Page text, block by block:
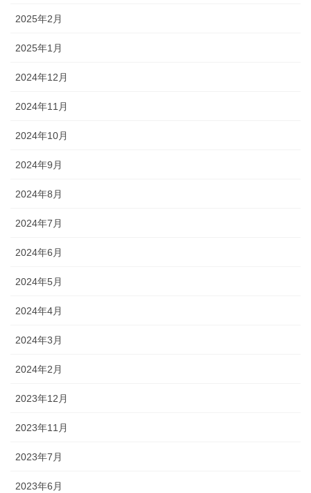
2025年2月
2025年1月
2024年12月
2024年11月
2024年10月
2024年9月
2024年8月
2024年7月
2024年6月
2024年5月
2024年4月
2024年3月
2024年2月
2023年12月
2023年11月
2023年7月
2023年6月